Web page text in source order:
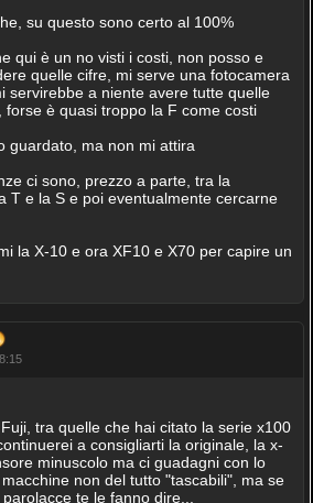
su questo sono certo al 100%
qui è un no visti i costi, non posso e
quelle cifre, mi serve una fotocamera
servirebbe a niente avere tutte quelle
forse è quasi troppo la F come costi
guardato, ma non mi attira
ci sono, prezzo a parte, tra la
T e la S e poi eventualmente cercarne
la X-10 e ora XF10 e X70 per capire un
tra quelle che hai citato la serie x100
a consigliarti la originale, la x-
minuscolo ma ci guadagni con lo
non del tutto "tascabili", ma se
te le fanno dire...